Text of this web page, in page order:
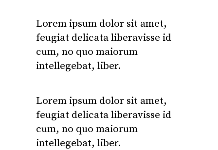
Lorem ipsum dolor sit amet,
feugiat delicata liberavisse id
cum, no quo maiorum
intellegebat, liber.
Lorem ipsum dolor sit amet,
feugiat delicata liberavisse id
cum, no quo maiorum
intellegebat, liber.